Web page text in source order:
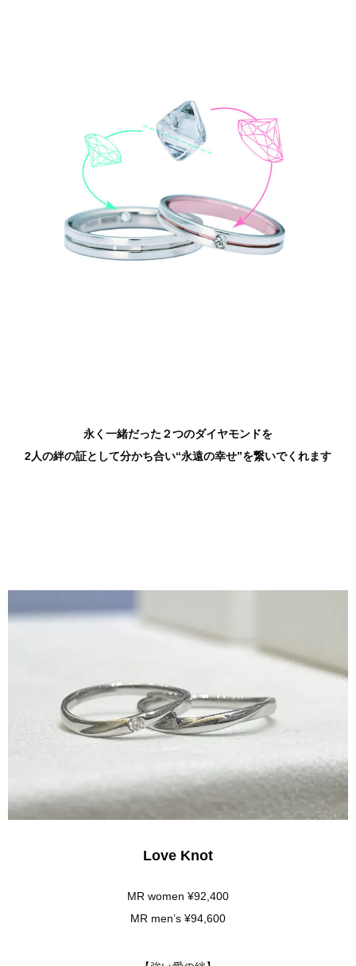
永く一緒だった２つのダイヤモンドを
2人の絆の証として分かち合い“永遠の幸せ”を繋いでくれます
Love Knot
MR women ¥92,400
MR men’s ¥94,600